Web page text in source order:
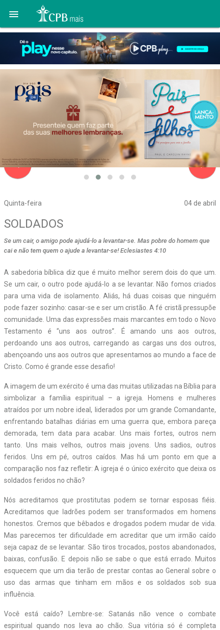

Quinta-feira 04 de abril
navigate_before
SOLDADOS
Se um cair, o amigo pode ajudá-lo a levantar-se. Mas pobre do homem que
cai e não tem quem o ajude a levantar-se! Eclesiastes 4:10
A sabedoria bíblica diz que é muito melhor serem dois do que um.
Se um cair, o outro pode ajudá-lo a se levantar. Não fomos criados
para uma vida de isolamento. Aliás, há duas coisas que ninguém
pode fazer sozinho: casar-se e ser um cristão. A fé cristã pressupõe
comunidade. Uma das expressões mais marcantes em todo o Novo
Testamento é “uns aos outros”. É amando uns aos outros,
perdoando uns aos outros, carregando as cargas uns dos outros,
abençoando uns aos outros que apresentamos ao mundo a face de
Cristo. Como é grande esse desafio!
A imagem de um exército é uma das muitas utilizadas na Bíblia para
simbolizar a família espiritual – a igreja. Homens e mulheres
atraídos por um nobre ideal, liderados por um grande Comandante,
enfrentando batalhas diárias em uma guerra que, embora pareça
demorada, tem data para acabar. Uns mais fortes, outros nem
tanto. Uns mais velhos, outros mais jovens. Uns sadios, outros
feridos. Uns em pé, outros caídos. Mas há um ponto em que a
comparação nos faz refletir: A igreja é o único exército que deixa os
soldados feridos no chão?
Nós acreditamos que prostitutas podem se tornar esposas fiéis.
Acreditamos que ladrões podem ser transformados em homens
honestos. Cremos que bêbados e drogados podem mudar de vida.
Mas parecemos ter dificuldade em acreditar que um irmão caído
seja capaz de se levantar. São tiros trocados, postos abandonados,
baixas, confusão. E depois não se sabe o que está errado. Muitos
esquecem que um dia terão de prestar contas ao General sobre o
uso das armas que tinham em mãos e os soldados sob sua
influência.
Você está caído? Lembre-se: Satanás não vence o combate
espiritual quando nos leva ao chão. Sua vitória só é completa
navigate_next